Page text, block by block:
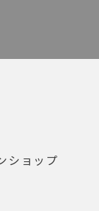
ショップ